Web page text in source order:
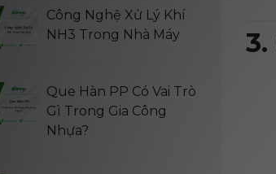
Công Nghệ Xử Lý Khí
NH3 Trong Nhà Máy
Que Hàn PP Có Vai Trò
Gì Trong Gia Công
Nhựa?